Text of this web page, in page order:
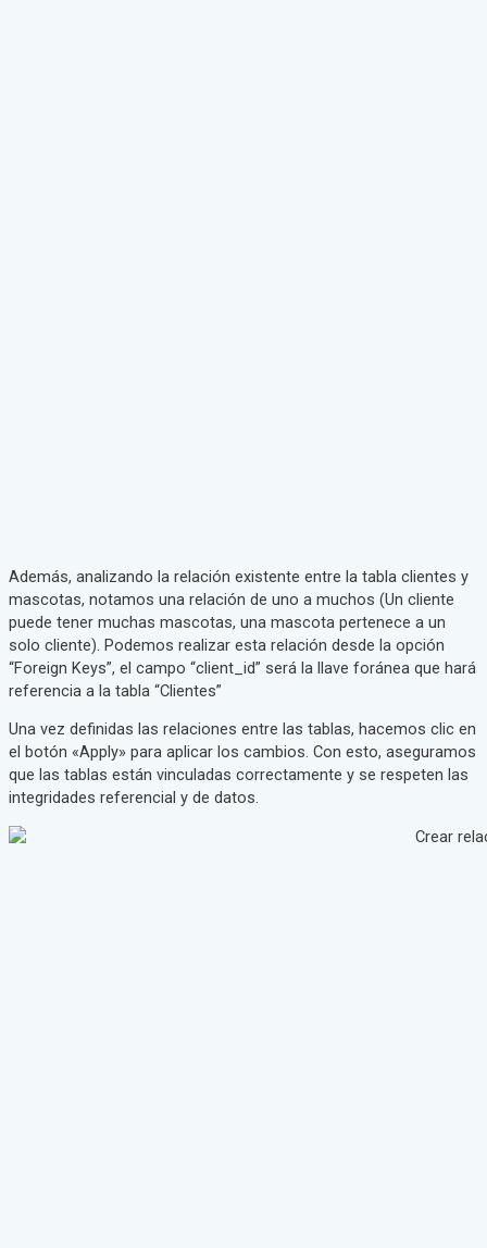
Además, analizando la relación existente entre la tabla clientes y
mascotas, notamos una relación de uno a muchos (Un cliente
puede tener muchas mascotas, una mascota pertenece a un
solo cliente). Podemos realizar esta relación desde la opción
“Foreign Keys”, el campo “client_id” será la llave foránea que hará
referencia a la tabla “Clientes”
Una vez definidas las relaciones entre las tablas, hacemos clic en
el botón «Apply» para aplicar los cambios. Con esto, aseguramos
que las tablas están vinculadas correctamente y se respeten las
integridades referencial y de datos.